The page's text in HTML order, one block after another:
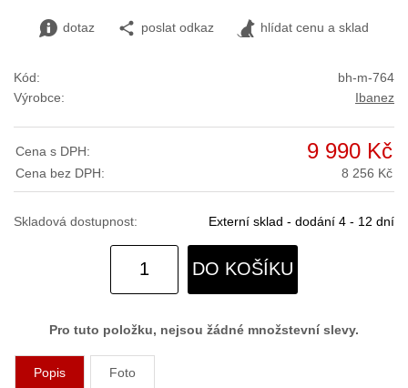
dotaz poslat odkaz hlídat cenu a sklad
Kód:
bh-m-764
Výrobce:
Ibanez
Cena s DPH: 9 990 Kč
Cena bez DPH: 8 256 Kč
Skladová dostupnost: Externí sklad - dodání 4 - 12 dní
DO KOŠÍKU
Pro tuto položku, nejsou žádné množstevní slevy.
Popis Foto